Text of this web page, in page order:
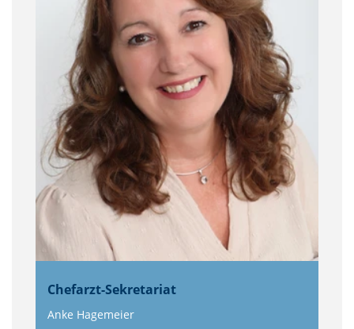
Chefarzt-Sekretariat
Anke Hagemeier